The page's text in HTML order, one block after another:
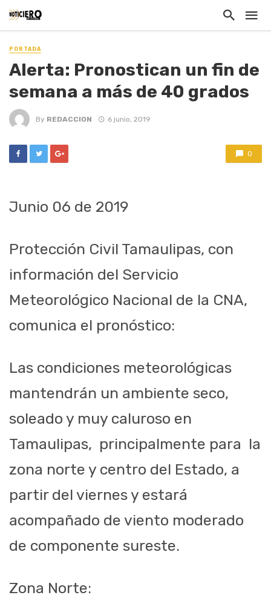
PORTADA
Alerta: Pronostican un fin de
semana a más de 40 grados
By REDACCION 6 junio, 2019
0
Junio 06 de 2019
Protección Civil Tamaulipas, con
información del Servicio
Meteorológico Nacional de la CNA,
comunica el pronóstico:
Las condiciones meteorológicas
mantendrán un ambiente seco,
soleado y muy caluroso en
Tamaulipas, principalmente para la
zona norte y centro del Estado, a
partir del viernes y estará
acompañado de viento moderado
de componente sureste.
Zona Norte: